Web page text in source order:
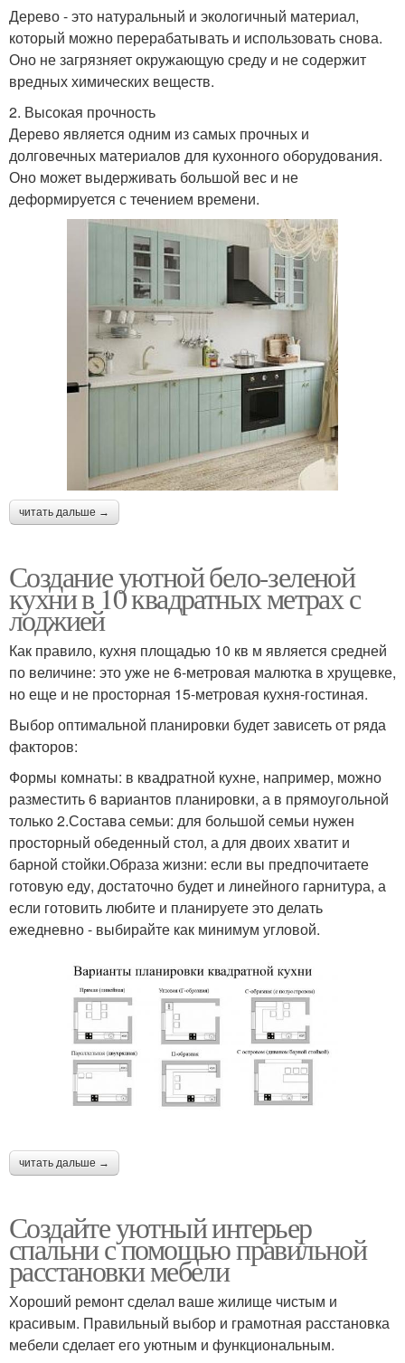
Дерево - это натуральный и экологичный материал,
который можно перерабатывать и использовать снова.
Оно не загрязняет окружающую среду и не содержит
вредных химических веществ.
2. Высокая прочность
Дерево является одним из самых прочных и
долговечных материалов для кухонного оборудования.
Оно может выдерживать большой вес и не
деформируется с течением времени.
читать дальше →
Создание уютной бело-зеленой
кухни в 10 квадратных метрах с
лоджией
Как правило, кухня площадью 10 кв м является средней
по величине: это уже не 6-метровая малютка в хрущевке,
но еще и не просторная 15-метровая кухня-гостиная.
Выбор оптимальной планировки будет зависеть от ряда
факторов:
Формы комнаты: в квадратной кухне, например, можно
разместить 6 вариантов планировки, а в прямоугольной
только 2.Состава семьи: для большой семьи нужен
просторный обеденный стол, а для двоих хватит и
барной стойки.Образа жизни: если вы предпочитаете
готовую еду, достаточно будет и линейного гарнитура, а
если готовить любите и планируете это делать
ежедневно - выбирайте как минимум угловой.
читать дальше →
Создайте уютный интерьер
спальни с помощью правильной
расстановки мебели
Хороший ремонт сделал ваше жилище чистым и
красивым. Правильный выбор и грамотная расстановка
мебели сделает его уютным и функциональным.